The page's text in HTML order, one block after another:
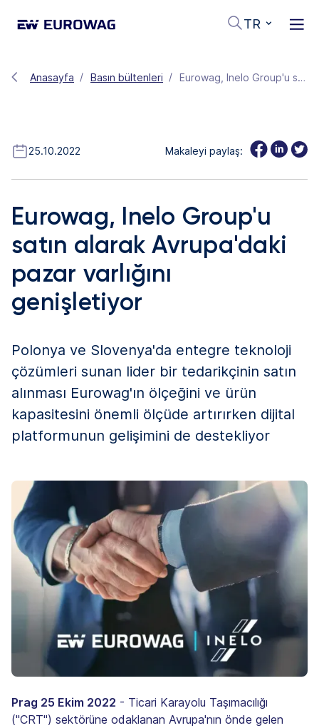
TR
Anasayfa Basın bültenleri Eurowag, Inelo Group'u satın alarak Avrupa'daki pazar varlığını genişletiyor
25.10.2022 Makaleyi paylaş:
Eurowag, Inelo Group'u
satın alarak Avrupa'daki
pazar varlığını
genişletiyor
Polonya ve Slovenya'da entegre teknoloji
çözümleri sunan lider bir tedarikçinin satın
alınması Eurowag'ın ölçeğini ve ürün
kapasitesini önemli ölçüde artırırken dijital
platformunun gelişimini de destekliyor
Prag 25 Ekim 2022 - Ticari Karayolu Taşımacılığı
("CRT") sektörüne odaklanan Avrupa'nın önde gelen